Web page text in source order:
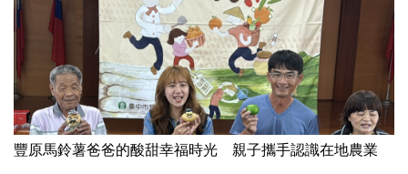
豐原馬鈴薯爸爸的酸甜幸福時光 親子攜手認識在地農業